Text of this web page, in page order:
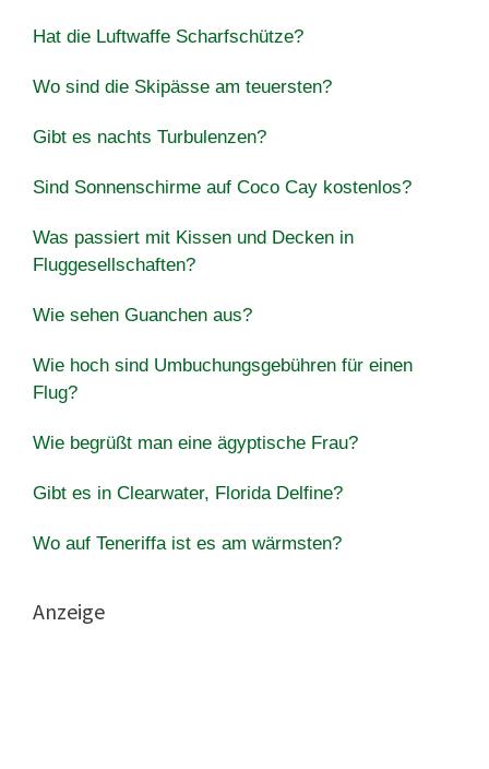
Hat die Luftwaffe Scharfschütze?
Wo sind die Skipässe am teuersten?
Gibt es nachts Turbulenzen?
Sind Sonnenschirme auf Coco Cay kostenlos?
Was passiert mit Kissen und Decken in
Fluggesellschaften?
Wie sehen Guanchen aus?
Wie hoch sind Umbuchungsgebühren für einen
Flug?
Wie begrüßt man eine ägyptische Frau?
Gibt es in Clearwater, Florida Delfine?
Wo auf Teneriffa ist es am wärmsten?
Anzeige